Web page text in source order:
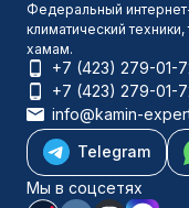
Федеральный
климатический
хамам.
+7 (423) 279-01-
+7 (423) 279-01-
info@kamin-
Telegram
Мы в соцсетях